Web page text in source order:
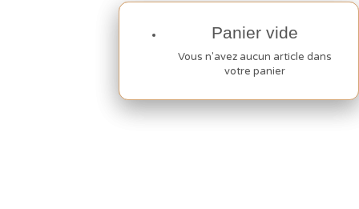
Panier vide
Vous n'avez aucun article dans
votre panier
Panier vide
Vous n'avez aucun article dans
votre panier